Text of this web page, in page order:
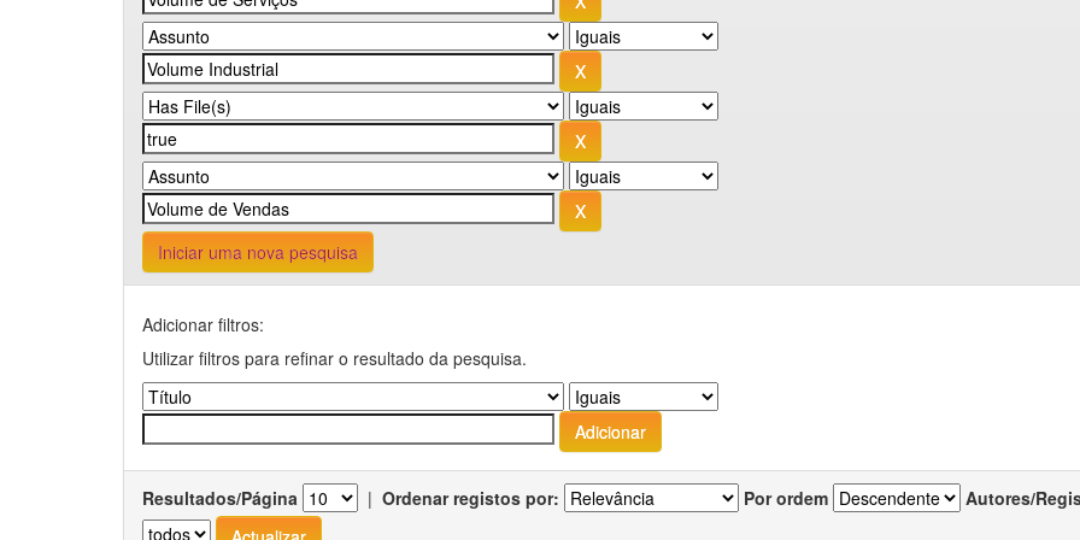
Iniciar uma nova pesquisa
Adicionar filtros:
Utilizar filtros para refinar o resultado da pesquisa.
Resultados/Página | Ordenar registos por: Por ordem Autores/